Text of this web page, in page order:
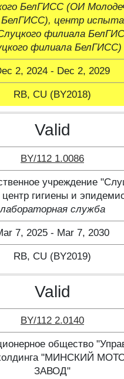
БелГИСС (ОИ
центр
филиала
филиала БелГИСС)
2, 2024 - Dec 2, 2029
RB, CU (BY2018)
Valid
BY/112 1.0086
учреждение
гигиены и
лабораторная служба
7, 2025 - Mar 7, 2030
RB, CU (BY2019)
Valid
BY/112 2.0140
общество
"МИНСКИЙ
ЗАВОД"